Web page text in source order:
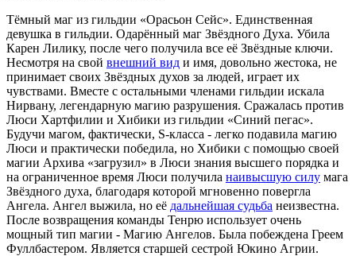
Тёмный маг из гильдии «Орасьон Сейс». Единственная
девушка в гильдии. Одарённый маг Звёздного Духа. Убила
Карен Лилику, после чего получила все её Звёздные ключи.
Несмотря на свой внешний вид и имя, довольно жестока, не
принимает своих Звёздных духов за людей, играет их
чувствами. Вместе с остальными членами гильдии искала
Нирвану, легендарную магию разрушения. Сражалась против
Люси Хартфилии и Хибики из гильдии «Синий пегас».
Будучи магом, фактически, S-класса - легко подавила магию
Люси и практически победила, но Хибики с помощью своей
магии Архива «загрузил» в Люси знания высшего порядка и
на ограниченное время Люси получила наивысшую силу мага
Звёздного духа, благодаря которой мгновенно повергла
Ангела. Ангел выжила, но её дальнейшая судьба неизвестна.
После возвращения команды Тенрю использует очень
мощный тип магии - Магию Ангелов. Была побеждена Греем
Фуллбастером. Является старшей сестрой Юкино Агрии.